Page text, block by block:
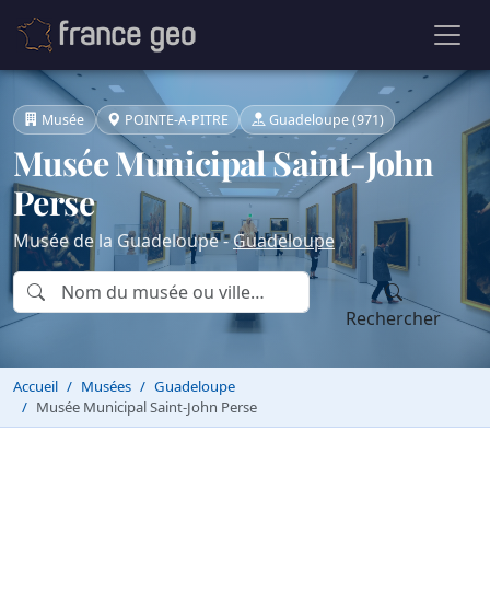
Musée POINTE-A-PITRE Guadeloupe (971)
Musée Municipal Saint-John
Perse
Musée de la Guadeloupe -Guadeloupe
Rechercher
Accueil Musées
Guadeloupe
Musée Municipal Saint-John Perse